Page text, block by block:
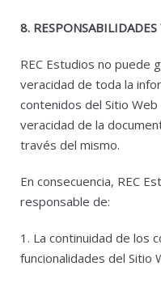
8.
REC Estudios no puede
veracidad de toda la
contenidos del Sitio
veracidad de la
través del mismo.
En consecuencia, REC
responsable de:
1. La continuidad de los
funcionalidades del Sitio